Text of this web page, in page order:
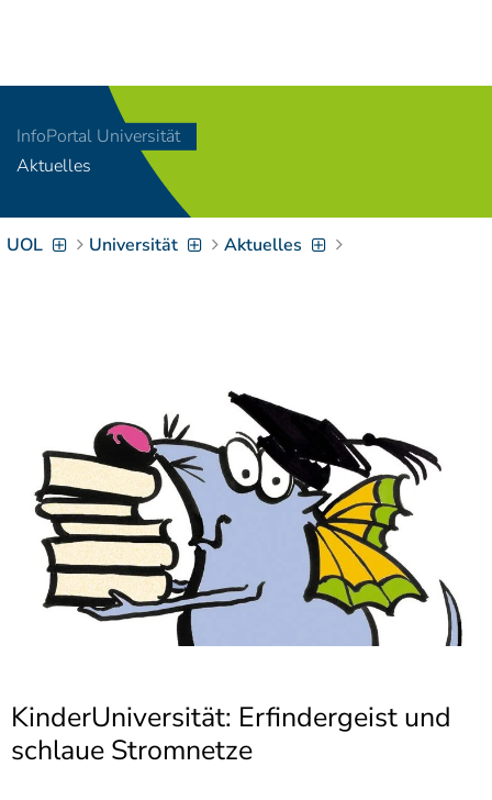
[Access-Key 8
Zum Inhalt springen
Zur Suche springen
[Access-Key 4]
Zur Hauptnavigation
Zur
Brotkrumennavigation
springen[Access-Key
]
Informationen zur
Barrierefreiheit
InfoPortal Universität
Aktuelles
UOL Universität Aktuelles
KinderUniversität: Erfindergeist und
schlaue Stromnetze